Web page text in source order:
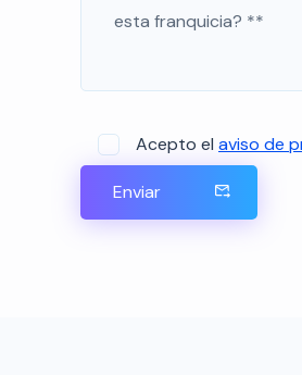
Acepto elaviso de
Enviar